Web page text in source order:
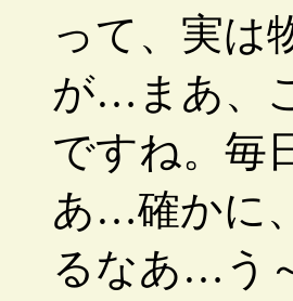
って、実は
が…まあ、
ですね。毎
あ…確かに
るなあ…う